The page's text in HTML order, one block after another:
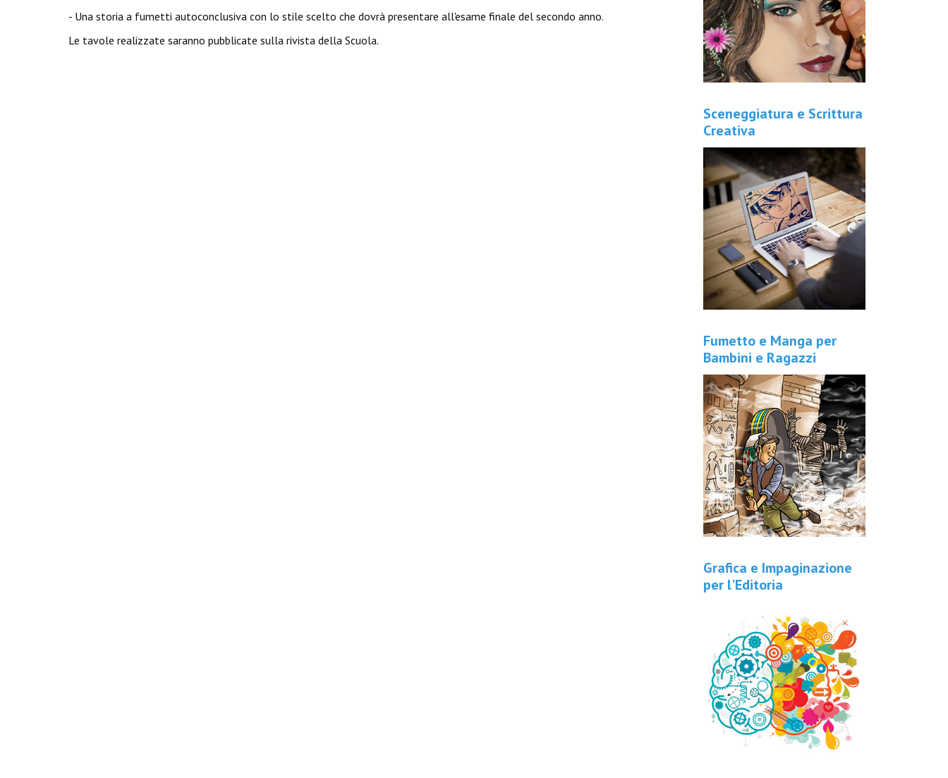
- Una storia a fumetti autoconclusiva con lo stile scelto che dovrà presentare all'esame finale del secondo anno.
Le tavole realizzate saranno pubblicate sulla rivista della Scuola.
Sceneggiatura e Scrittura
Creativa
Fumetto e Manga per
Bambini e Ragazzi
Grafica e Impaginazione
per l'Editoria